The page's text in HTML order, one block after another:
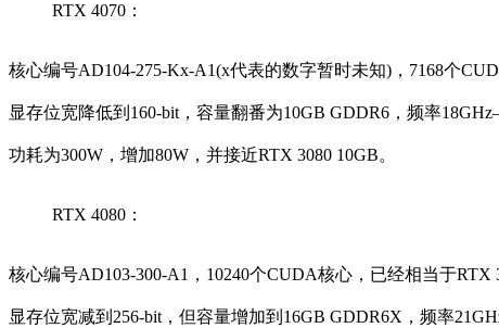
RTX 4070：
核心编号AD104-275-Kx-A1(x代表的数字暂时未知)，7168个
显存位宽降低到160-bit，容量翻番为10GB GDDR6，频率
功耗为300W，增加80W，并接近RTX 3080 10GB。
RTX 4080：
核心编号AD103-300-A1，10240个CUDA核心，已经相当于RTX
显存位宽减到256-bit，但容量增加到16GB GDDR6X，频率